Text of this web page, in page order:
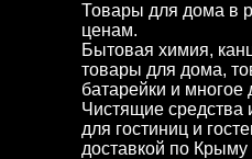
Товары для дома в
ценам.
Бытовая химия,
товары для дома,
батарейки и многое
Чистящие средства
для гостиниц и
доставкой по